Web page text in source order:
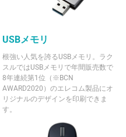
USBメモリ
根強い人気を誇るUSBメモリ。ラク
スルではUSBメモリで年間販売数で
8年連続第1位（※BCN
AWARD2020）のエレコム製品にオ
リジナルのデザインを印刷できま
す。